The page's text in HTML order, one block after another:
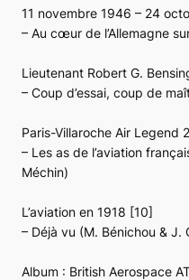
11 novembre 1946 – 24
– Au cœur de l’Allemagne
Lieutenant Robert G.
– Coup d’essai, coup de
Paris-Villaroche Air Legend
– Les as de l’aviation
Méchin)
L’aviation en 1918 [10]
– Déjà vu (M. Bénichou & J.
Album : British Aerospace